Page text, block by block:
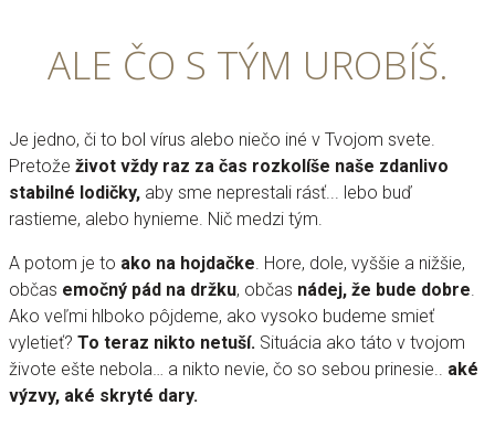
ALE ČO S TÝM UROBÍŠ.
Je jedno, či to bol vírus alebo niečo iné v Tvojom svete.
Pretože život vždy raz za čas rozkolíše naše zdanlivo
stabilné lodičky, aby sme neprestali rásť... lebo buď
rastieme, alebo hynieme. Nič medzi tým.
A potom je to ako na hojdačke . Hore, dole, vyššie a nižšie,
občas emočný pád na držku, občas nádej, že bude dobre
Ako veľmi hlboko pôjdeme, ako vysoko budeme smieť
vyletieť? To teraz nikto netuší. Situácia ako táto v tvojom
živote ešte nebola… a nikto nevie, čo so sebou prinesie.. aké
výzvy, aké skryté dary.